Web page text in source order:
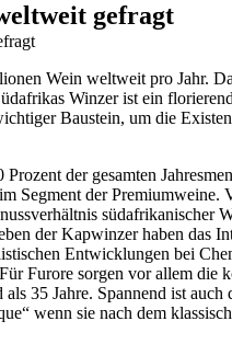
gefragt
Wein weltweit pro Jahr.
Winzer ist ein
Baustein, um die
der gesamten
Segment der Premiumweine.
südafrikanischer
der Kapwinzer haben das
Entwicklungen bei
Furore sorgen vor allem die
als 35 Jahre. Spannend ist
wenn sie nach dem